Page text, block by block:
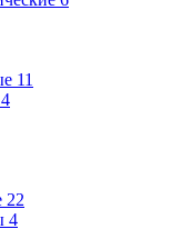
11
4
22
4